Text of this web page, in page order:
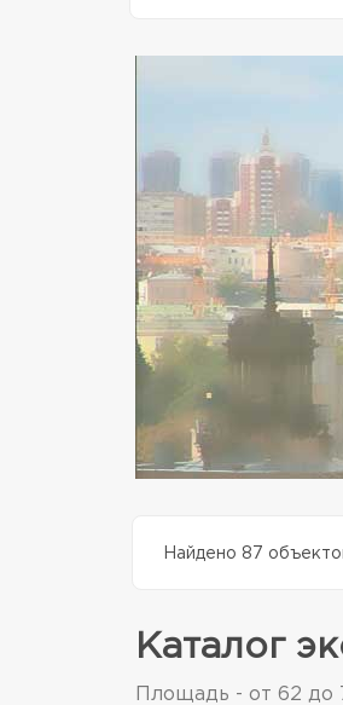
Найдено 87
Каталог
Площадь - от 62 до